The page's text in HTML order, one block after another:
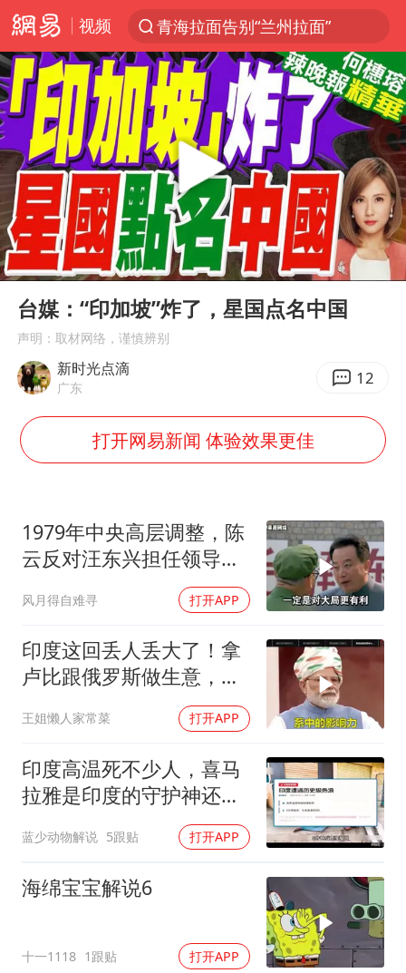
视频
青海拉面告别“兰州拉面”
以“新”破局 首发经济点亮城市消费活力
U17国足三战全胜
青海海西州茫崖市发生3.1级地震
我国编制完成新版全月地质图
台风白海豚登陆地点更新
巡查组提问 工作人员偷用手机查答案
看守所辅警收受10万获刑1年
多地要求领导干部带头休假
台风白海豚进入48小时警戒线
宇树科技发行价格150.80元/股
中方回应是否在太平洋海底开采稀土
27岁女子成组织卖淫集团主犯被通缉
法国将禁止“未经同意的电话营销”
奋进开新局 实干挑大梁
Play
00:00 07:55
台媒：“印加坡”炸了，星国点名中国
声明：取材网络，谨慎辨别
新时光点滴
广东 12
打开网易新闻 体验效果更佳
1979年中央高层调整，陈
云反对汪东兴担任领导职
风月得自难寻 打开APP
印度这回丢人丢大了！拿
卢比跟俄罗斯做生意，结
王姐懒人家常菜 打开APP
印度高温死不少人，喜马
拉雅是印度的守护神还是
蓝少动物解说 5跟贴 打开APP
海绵宝宝解说6
十一1118 1跟贴 打开APP